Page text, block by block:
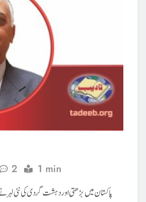
2 1 min